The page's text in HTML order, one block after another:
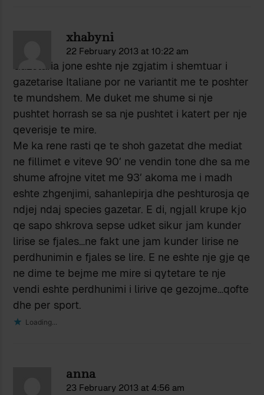
xhabyni
22 February 2013 at 10:22 am
Gazetaria jone eshte nje zgjatim i shemtuar i
gazetarise Italiane por ne variantit me te poshter
te mundshem. Me duket me shume si nje
pushtet horrash se sa nje pushtet i katert per nje
qeverisje te mire.
Me ka rene rasti qe te shoh gazetat dhe mediat
ne fillimet e viteve 90′ ne vendin tone dhe sa me
shume afrojne vitet me 93′ akoma me i madh
eshte zhgenjimi, sahanlepirja dhe peshturosja qe
ndjej ndaj species gazetar. E di, ngjall krupe kjo
qe sapo shkrova sepse udket sikur jam kunder
lirise se fjales…ne fakt une jam kunder lirise ne
perdhunimin e fjales se lire. E ne eshte nje gje qe
ne dime te bejme me mire si qytetare te nje
vendi eshte perdhunimi i lirive qe gezojme…qofte
dhe per sport.
Loading...
anna
23 February 2013 at 4:56 am